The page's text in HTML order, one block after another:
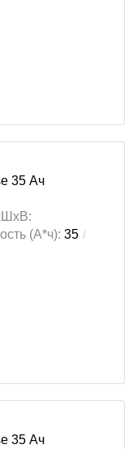
35 Ач
(А*ч): 35
35 Ач